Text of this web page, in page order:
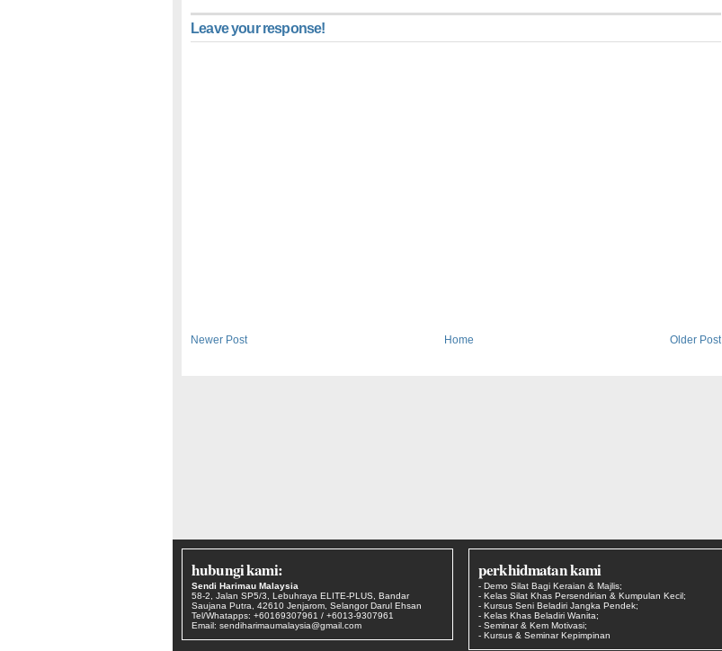
Leave your response!
Newer Post Older Post
Home
hubungi kami:
Sendi Harimau Malaysia
58-2, Jalan SP5/3, Lebuhraya ELITE-PLUS, Bandar
Saujana Putra, 42610 Jenjarom, Selangor Darul Ehsan
Tel/Whatapps: +60169307961 / +6013-9307961
Email: sendiharimaumalaysia@gmail.com
perkhidmatan kami
- Demo Silat Bagi Keraian & Majlis;
- Kelas Silat Khas Persendirian & Kumpulan Kecil;
- Kursus Seni Beladiri Jangka Pendek;
- Kelas Khas Beladiri Wanita;
- Seminar & Kem Motivasi;
- Kursus & Seminar Kepimpinan